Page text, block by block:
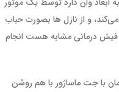
و از نازل ها بصورت حباب
درمانی مشابه هست انجام
با جت ماساژور با هم روشن